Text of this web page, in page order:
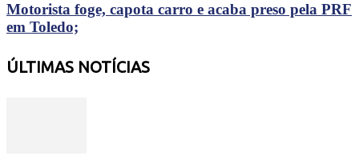
Motorista foge, capota carro e acaba preso pela PRF
em Toledo;
ÚLTIMAS NOTÍCIAS